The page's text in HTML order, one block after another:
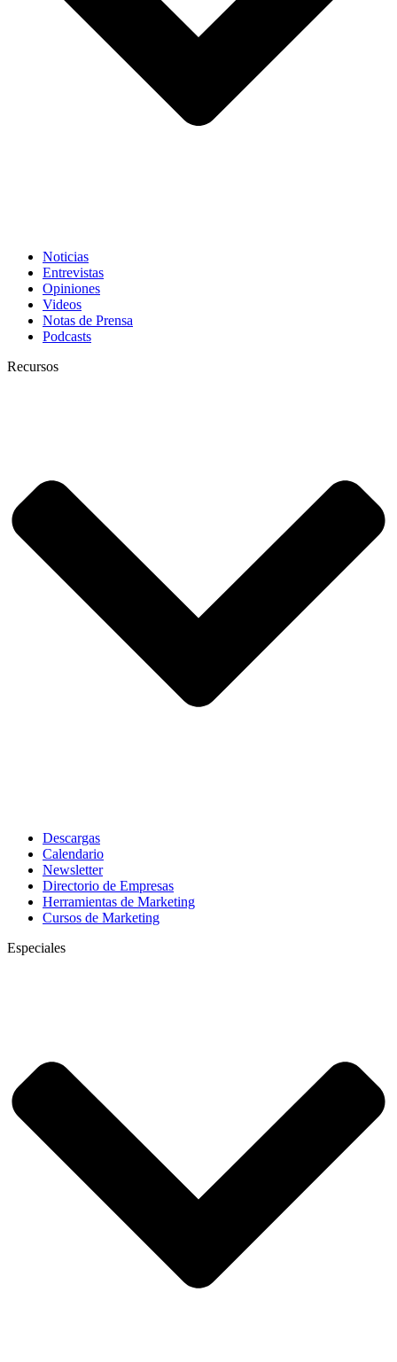
Noticias
Entrevistas
Opiniones
Videos
Notas de Prensa
Podcasts
Recursos
Descargas
Calendario
Newsletter
Directorio de Empresas
Herramientas de Marketing
Cursos de Marketing
Especiales